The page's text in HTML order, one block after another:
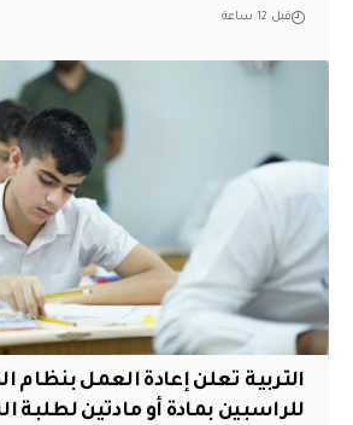
قبل 12 ساعة
التربية تعلن إعادة العمل بنظام
للراسبين بمادة أو مادتين